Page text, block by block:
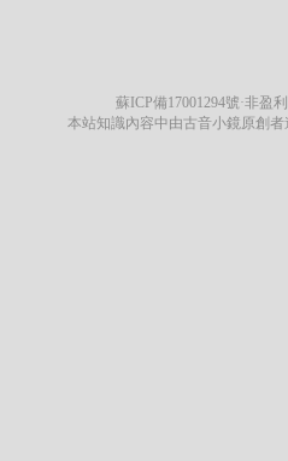
蘇ICP備17001294號·非盈
本站知識內容中由古音小鏡原創